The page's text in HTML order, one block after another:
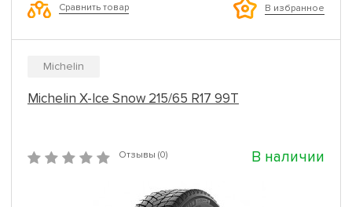
Сравнить товар В избранное
Michelin
Michelin X-Ice Snow 215/65 R17 99T
Отзывы (0) В наличии